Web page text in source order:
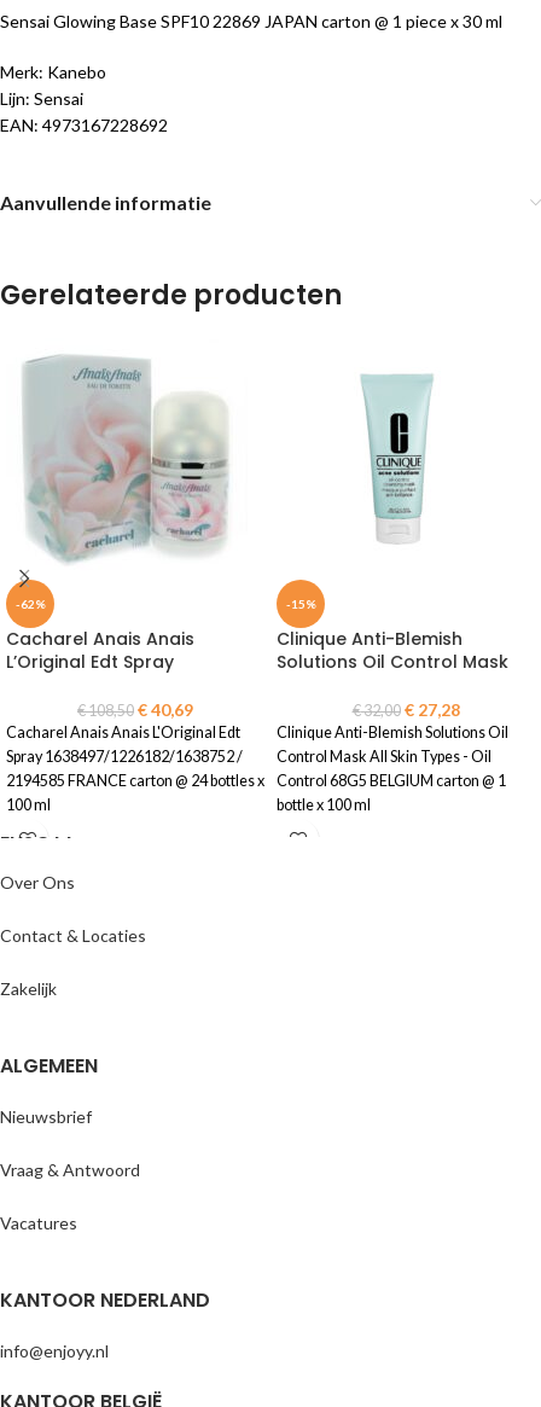
Sensai Glowing Base SPF10 22869 JAPAN carton @ 1 piece x 30 ml
Merk: Kanebo
Lijn: Sensai
EAN: 4973167228692
Aanvullende informatie
Gerelateerde producten
-62%
Cacharel Anais Anais
L’Original Edt Spray
€108,50 €40,69
Cacharel Anais Anais L'Original Edt
Spray 1638497/1226182/1638752 /
2194585 FRANCE carton @ 24 bottles x
100 ml
-15%
Clinique Anti-Blemish
Solutions Oil Control Mask
€32,00 €27,28
Clinique Anti-Blemish Solutions Oil
Control Mask All Skin Types - Oil
Control 68G5 BELGIUM carton @ 1
bottle x 100 ml
ENJOYY
Over Ons
Contact & Locaties
Zakelijk
ALGEMEEN
Nieuwsbrief
Vraag & Antwoord
Vacatures
KANTOOR NEDERLAND
info@enjoyy.nl
KANTOOR BELGIË